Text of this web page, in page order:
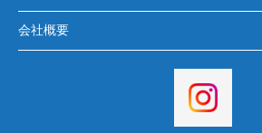
会社概要